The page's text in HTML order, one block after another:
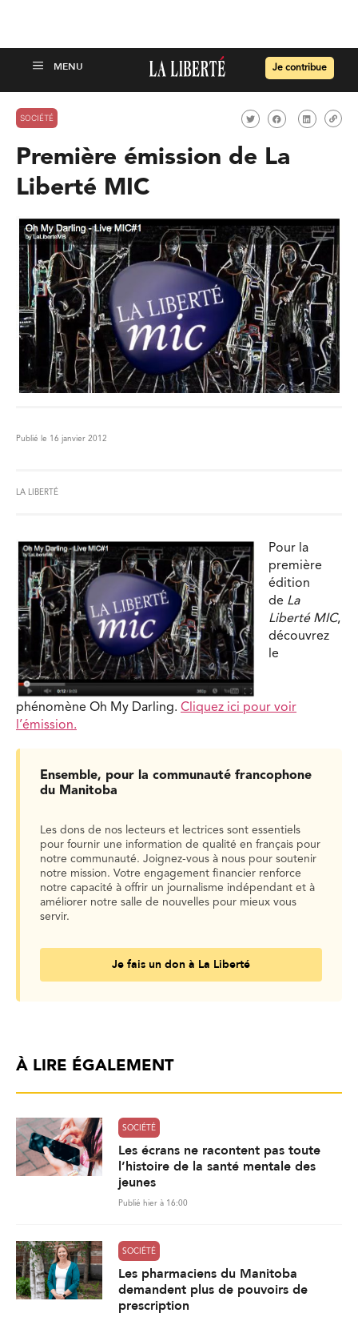
Je contribue
SOCIÉTÉ
Première émission de La
Liberté MIC
Publié le 16 janvier 2012
LA LIBERTÉ
Pour la
première
édition
de La
Liberté MIC,
découvrez
le
phénomène Oh My Darling. Cliquez ici pour voir
l’émission.
Ensemble, pour la communauté francophone
du Manitoba
Les dons de nos lecteurs et lectrices sont essentiels
pour fournir une information de qualité en français pour
notre communauté. Joignez-vous à nous pour soutenir
notre mission. Votre engagement financier renforce
notre capacité à offrir un journalisme indépendant et à
améliorer notre salle de nouvelles pour mieux vous
servir.
Je fais un don à La Liberté
À LIRE ÉGALEMENT
SOCIÉTÉ
Les écrans ne racontent pas toute
l’histoire de la santé mentale des
jeunes
Publié hier à 16:00
SOCIÉTÉ
Les pharmaciens du Manitoba
demandent plus de pouvoirs de
prescription